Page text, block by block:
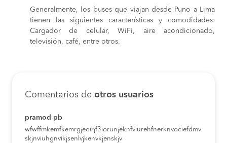
Generalmente, los buses que viajan desde Puno a Lima
tienen las siguientes características y comodidades:
Cargador de celular, WiFi, aire acondicionado,
televisión, café, entre otros.
Comentarios de otros usuarios
pramod pb
wfwffmkemfkemrgjeoirjf3iorunjeknfviurehfnerknvociefdmv
skjnviuhgnvikjsenlvjkenvkjenskjv